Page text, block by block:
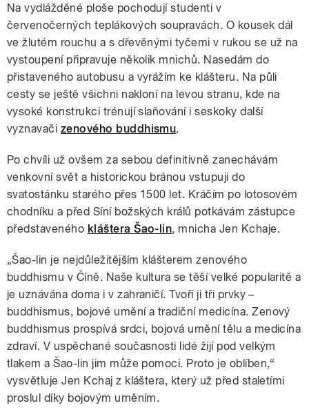
Na vydlážděné ploše pochodují studenti v
červenočerných teplákových soupravách. O kousek dál
ve žlutém rouchu a s dřevěnými tyčemi v rukou se už na
vystoupení připravuje několik mnichů. Nasedám do
přistaveného autobusu a vyrážím ke klášteru. Na půli
cesty se ještě všichni nakloní na levou stranu, kde na
vysoké konstrukci trénují slaňování i seskoky další
vyznavači zenového buddhismu.
Po chvíli už ovšem za sebou definitivně zanechávám
venkovní svět a historickou bránou vstupuji do
svatostánku starého přes 1500 let. Kráčím po lotosovém
chodníku a před Síní božských králů potkávám zástupce
představeného kláštera Šao-lin, mnicha Jen Kchaje.
„Šao-lin je nejdůležitějším klášterem zenového
buddhismu v Číně. Naše kultura se těší velké popularitě a
je uznávána doma i v zahraničí. Tvoří ji tři prvky –
buddhismus, bojové umění a tradiční medicína. Zenový
buddhismus prospívá srdci, bojová umění tělu a medicína
zdraví. V uspěchané současnosti lidé žijí pod velkým
tlakem a Šao-lin jim může pomoci. Proto je oblíben,“
vysvětluje Jen Kchaj z kláštera, který už před staletími
proslul díky bojovým uměním.